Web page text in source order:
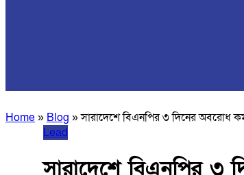
Home» Blog »সারাদেশে বিএনপির ৩ দিনের অবরোধ
Lead
সারাদেশে বিএনপির ৩